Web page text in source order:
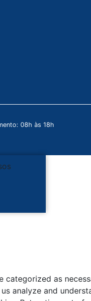
08h às 18h
as
analyze and